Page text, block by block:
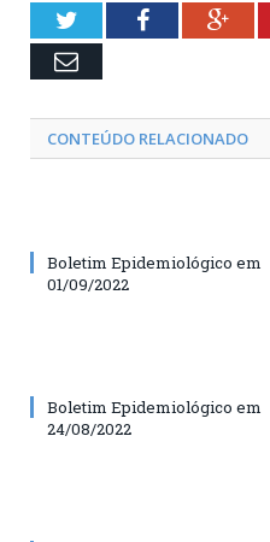
TwitterFacebook
Email
CONTEÚDO RELACIONADO
Boletim Epidemiológico em
01/09/2022
Boletim Epidemiológico em
24/08/2022